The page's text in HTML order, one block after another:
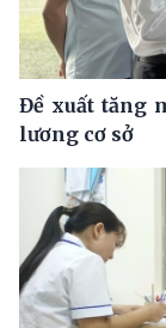
Đề xuất tăng
lương cơ sở